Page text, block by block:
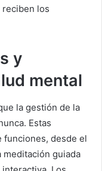
reciben los
y
mental
la gestión de la
Estas
funciones, desde el
meditación guiada